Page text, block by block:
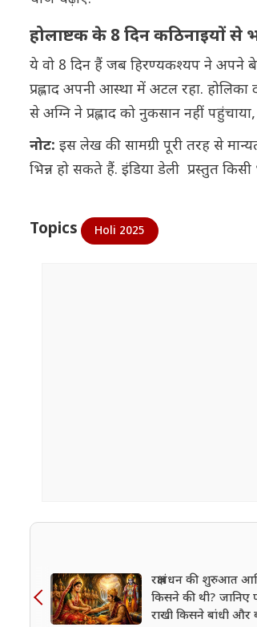
होलाष्टक के 8 दिन कठिनाइयों से
ये वो 8 दिन हैं जब हिरण्यकश्यप ने अपने बेटे
प्रह्लाद अपनी आस्था में अटल रहा.
से अग्नि ने प्रह्लाद को नुकसान नहीं
नोट: इस लेख की सामग्री पूरी तरह से
भिन्न हो सकते हैं. इंडिया डेली प्रस्तुत
Topics Holi 2025
रक्षाबंधन की शुरुआत
किसने की थी? जानिए
राखी किसने बांधी और